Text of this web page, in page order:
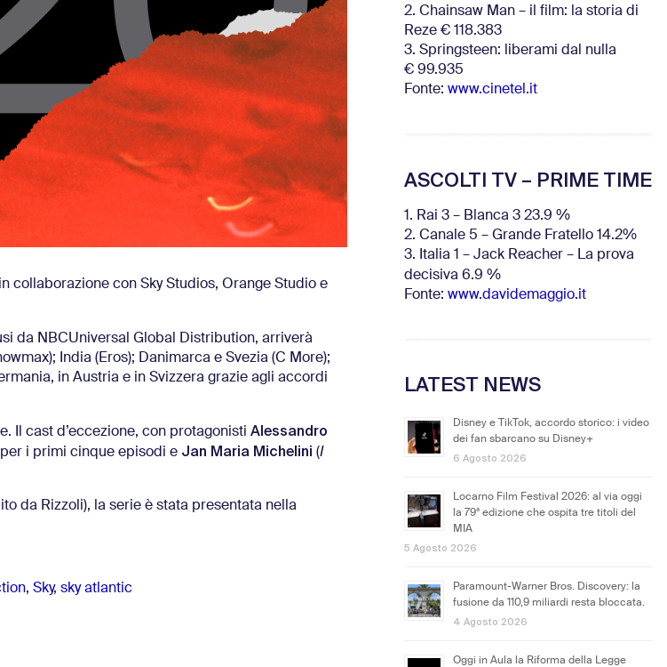
collaborazione con Sky Studios, Orange Studio e
da NBCUniversal Global Distribution, arriverà
India (Eros); Danimarca e Svezia (C More);
in Austria e in Svizzera grazie agli accordi
Il cast d’eccezione, con protagonisti Alessandro
per i primi cinque episodi e Jan Maria Michelini (I
da Rizzoli), la serie è stata presentata nella
, Sky, sky atlantic
2. Chainsaw Man – il film: la storia di
Reze € 118.383
3. Springsteen: liberami dal nulla
€ 99.935
Fonte: www.cinetel.it
ASCOLTI TV – PRIME TIME
1. Rai 3 – Blanca 3 23.9 %
2. Canale 5 – Grande Fratello 14.2%
3. Italia 1 – Jack Reacher – La prova
decisiva 6.9 %
Fonte: www.davidemaggio.it
LATEST NEWS
Disney e TikTok, accordo storico: i video
dei fan sbarcano su Disney+
6 Agosto 2026
Locarno Film Festival 2026: al via oggi
la 79ª edizione che ospita tre titoli del
MIA
5 Agosto 2026
Paramount-Warner Bros. Discovery: la
fusione da 110,9 miliardi resta bloccata.
4 Agosto 2026
Oggi in Aula la Riforma della Legge